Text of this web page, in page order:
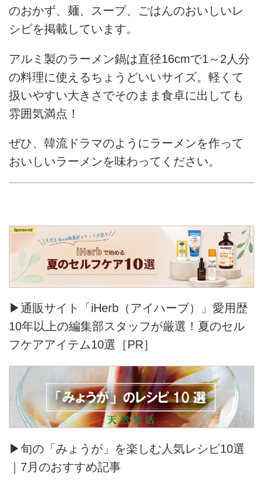
のおかず、麺、スープ、ごはんのおいしいレ
シピを掲載しています。
アルミ製のラーメン鍋は直径16cmで1～2人分
の料理に使えるちょうどいいサイズ。軽くて
扱いやすい大きさでそのまま食卓に出しても
雰囲気満点！
ぜひ、韓流ドラマのようにラーメンを作って
おいしいラーメンを味わってください。
▶通販サイト「iHerb（アイハーブ）」愛用歴
10年以上の編集部スタッフが厳選！夏のセル
フケアアイテム10選［PR］
▶旬の「みょうが」を楽しむ人気レシピ10選
｜7月のおすすめ記事